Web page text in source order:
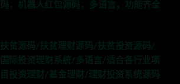
码，机器人红包源码，多语言，功能齐全
扶贫源码/扶贫理财源码/扶贫投资源码/
国际投资理财系统/多语言/适合各行业项
目投资理财/基金理财/理财投资系统源码